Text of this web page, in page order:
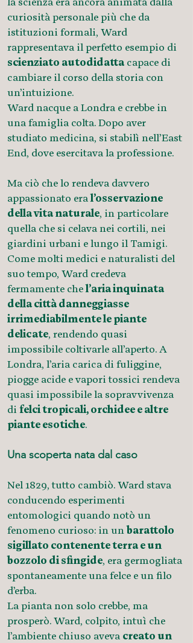
curiosità personale più che da
istituzioni formali, Ward
rappresentava il perfetto esempio di
scienziato autodidattacapace di
cambiare il corso della storia con
un’intuizione.
Ward nacque a Londra e crebbe in
una famiglia colta. Dopo aver
studiato medicina, si stabilì nell’East
End, dove esercitava la professione.
Ma ciò che lo rendeva davvero
appassionato eral’osservazione
della vita naturale, in particolare
quella che si celava nei cortili, nei
giardini urbani e lungo il Tamigi.
Come molti medici e naturalisti del
suo tempo, Ward credeva
fermamente chel’aria inquinata
della città danneggiasse
irrimediabilmente le piante
delicate, rendendo quasi
impossibile coltivarle all’aperto. A
Londra, l’aria carica di fuliggine,
piogge acide e vapori tossici rendeva
quasi impossibile la sopravvivenza
difelci tropicali, orchidee e altre
piante esotiche.
Una scoperta nata dal caso
Nel 1829, tutto cambiò. Ward stava
conducendo esperimenti
entomologici quando notò un
fenomeno curioso: in unbarattolo
sigillato contenente terra e un
bozzolo di sfingide, era germogliata
spontaneamente una felce e un filo
d’erba.
La pianta non solo crebbe, ma
prosperò. Ward, colpito, intuì che
l’ambiente chiuso aveva creato un